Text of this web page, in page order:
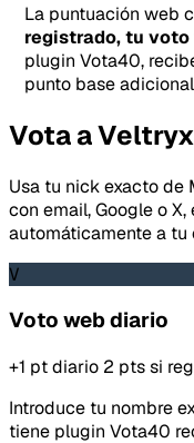
La puntuación web
registrado, tu voto
plugin Vota40,
punto base
Vota a
Usa tu nick exacto de
con email, Google o
automáticamente a tu
V
Voto web diario
+1 pt diario 2 pts si
Introduce tu nombre
tiene plugin Vota40